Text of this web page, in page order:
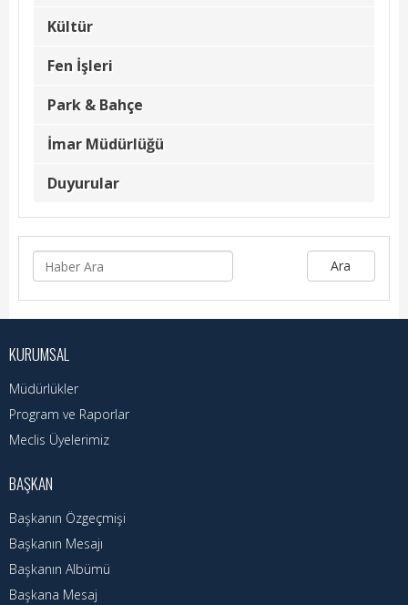
Etkinlik Takvimi
Hizmet Rehberi
Meclis Kararları
İhale İlanları
Vefat Edenler
Telefon Rehberi
İlçemiz
Kültür
Fen İşleri
Park & Bahçe
İmar Müdürlüğü
Duyurular
Ara
KURUMSAL
Müdürlükler
Program ve Raporlar
Meclis Üyelerimiz
BAŞKAN
Başkanın Özgeçmişi
Başkanın Mesajı
Başkanın Albümü
Başkana Mesaj